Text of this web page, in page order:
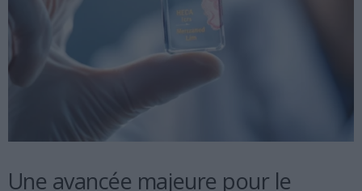
Une avancée majeure pour le